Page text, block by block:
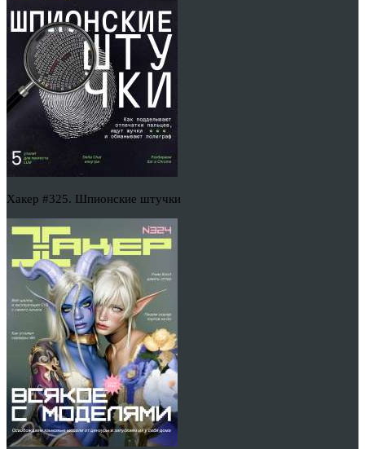
Хакер #325. Шпионские штучки